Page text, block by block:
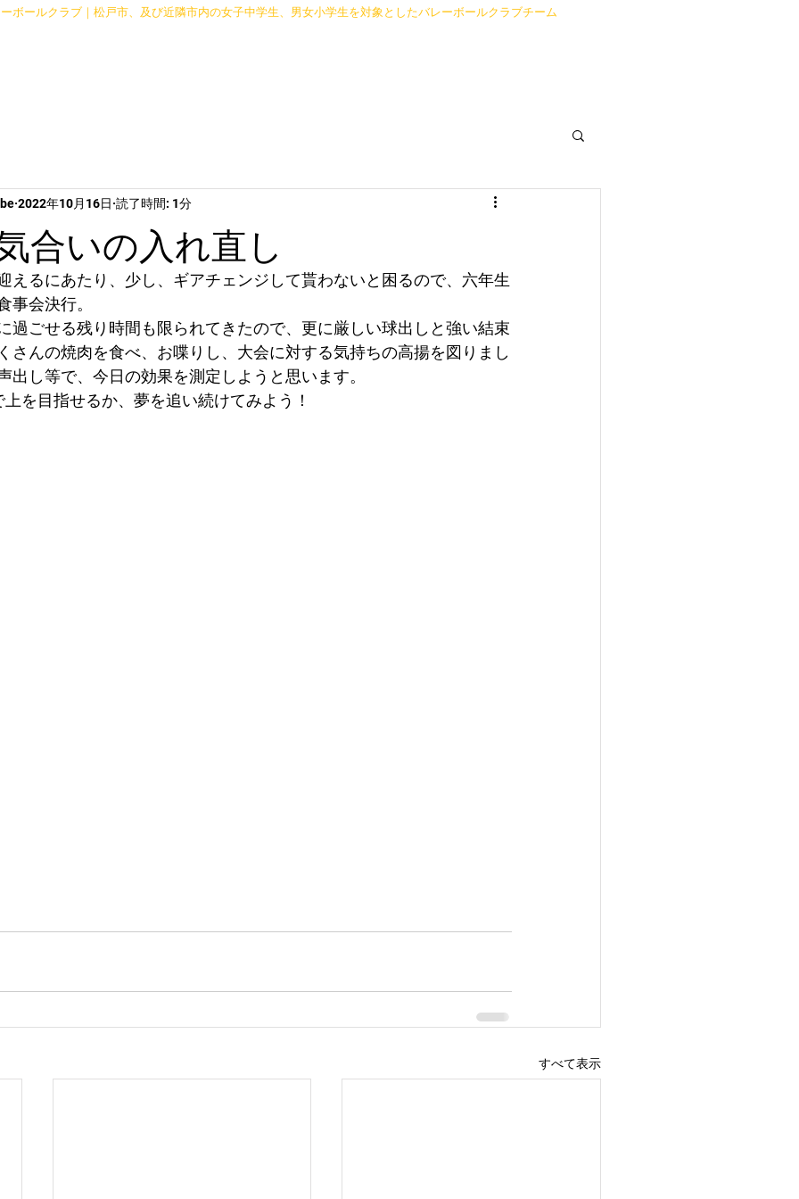
ボールクラブ｜松戸市、及び近隣市内の女子中学生、男女小学生を対象としたバレーボールクラブチーム
合いの入れ直し
2022年10月16日 読了時間: 1分
えるにあたり、少し、ギアチェンジして貰わないと困るので、六年生
事会決行。
過ごせる残り時間も限られてきたので、更に厳しい球出しと強い結束
さんの焼肉を食べ、お喋りし、大会に対する気持ちの高揚を図りまし
出し等で、今日の効果を測定しようと思います。
を目指せるか、夢を追い続けてみよう！
すべて表示